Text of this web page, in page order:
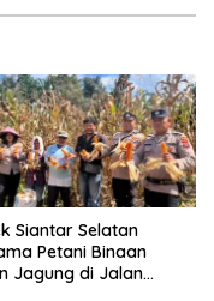
Siantar Selatan
Petani Binaan
Jagung di Jalan